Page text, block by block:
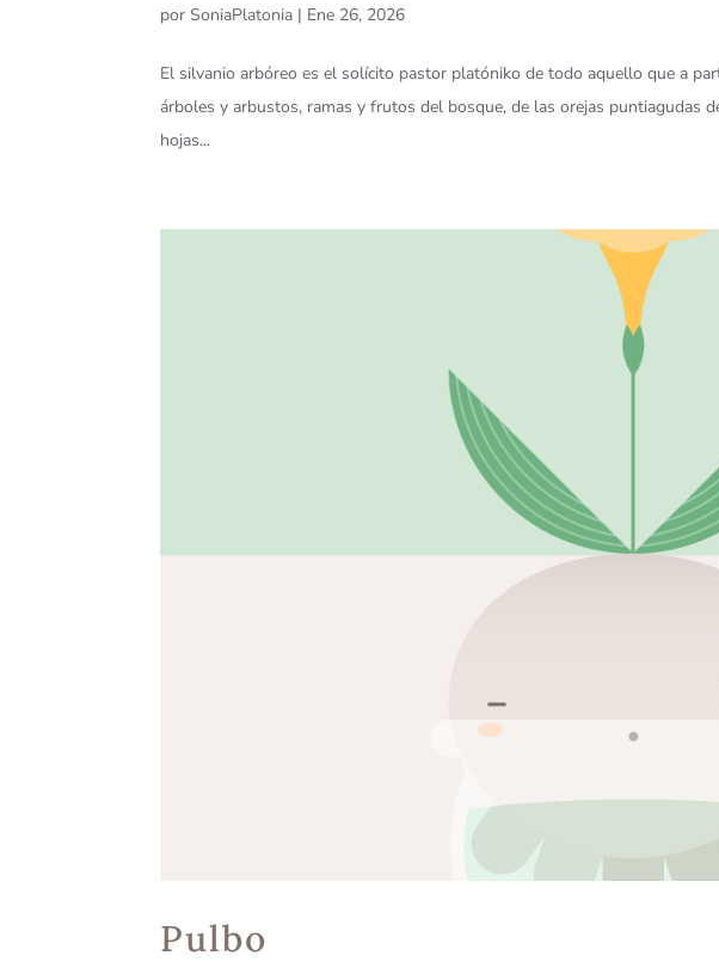
por SoniaPlatonia | Ene 26, 2026
El silvanio arbóreo es el solícito pastor platóniko de todo aquello que a
árboles y arbustos, ramas y frutos del bosque, de las orejas puntiagudas
hojas...
Pulbo